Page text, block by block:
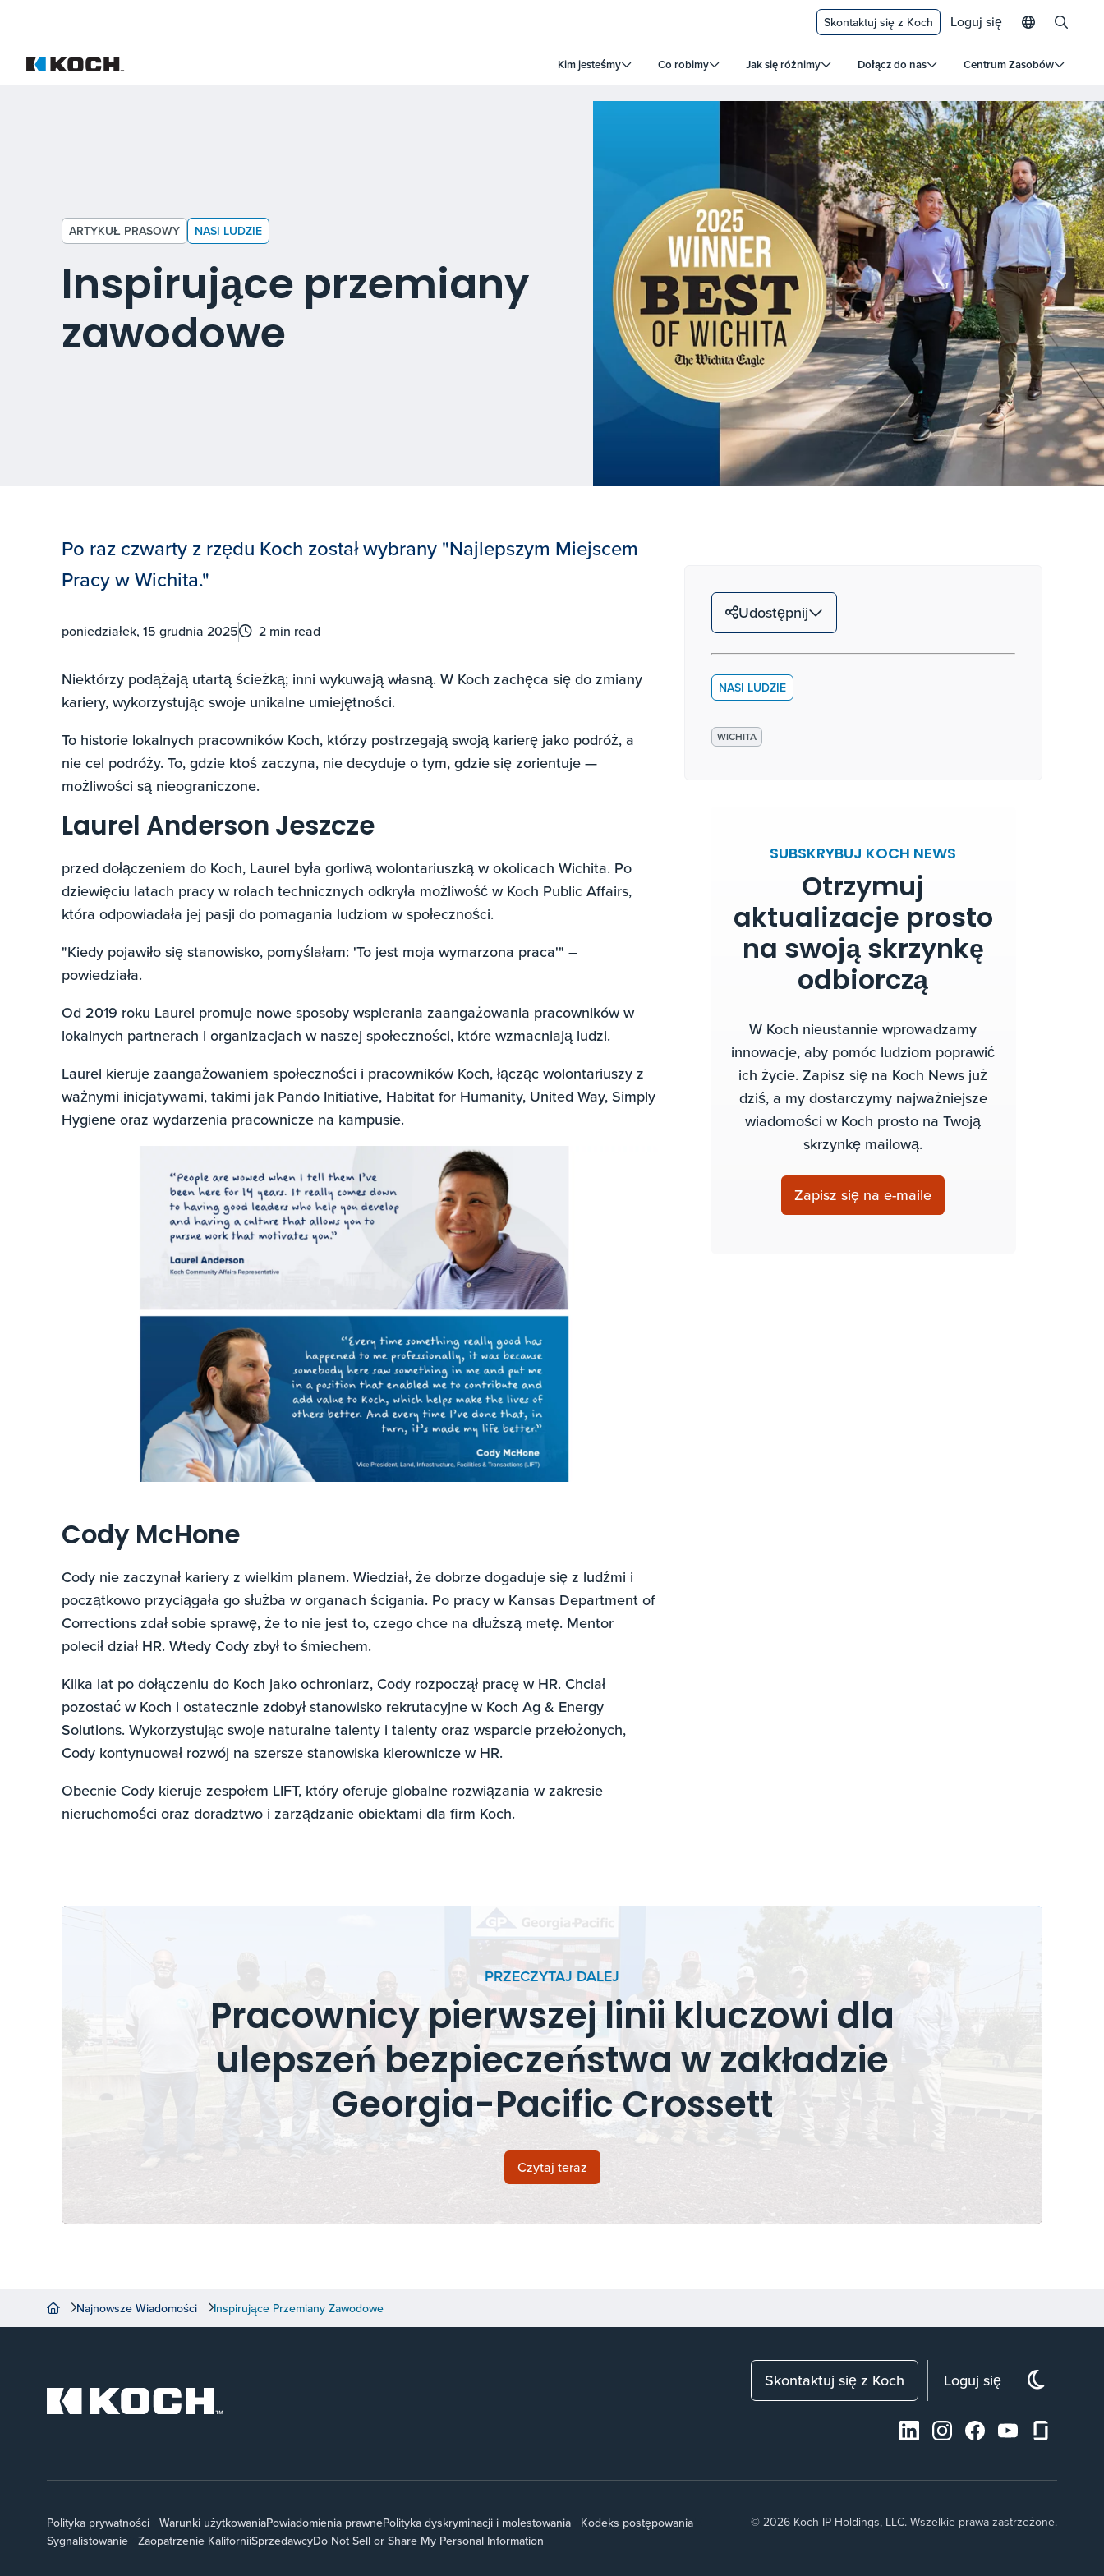
Kim jesteśmy Co robimy Jak się różnimy Dołącz do nas Centrum Zasobów
Skontaktuj się z Koch Loguj się
ARTYKUŁ PRASOWY NASI LUDZIE
Inspirujące przemiany
zawodowe
Po raz czwarty z rzędu Koch został wybrany "Najlepszym Miejscem
Pracy w Wichita."
poniedziałek, 15 grudnia 2025 2 min read
Niektórzy podążają utartą ścieżką; inni wykuwają własną. W Koch zachęca się do zmiany
kariery, wykorzystując swoje unikalne umiejętności.
To historie lokalnych pracowników Koch, którzy postrzegają swoją karierę jako podróż, a
nie cel podróży. To, gdzie ktoś zaczyna, nie decyduje o tym, gdzie się zorientuje —
możliwości są nieograniczone.
Laurel Anderson Jeszcze
przed dołączeniem do Koch, Laurel była gorliwą wolontariuszką w okolicach Wichita. Po
dziewięciu latach pracy w rolach technicznych odkryła możliwość w Koch Public Affairs,
która odpowiadała jej pasji do pomagania ludziom w społeczności.
"Kiedy pojawiło się stanowisko, pomyślałam: 'To jest moja wymarzona praca'" –
powiedziała.
Od 2019 roku Laurel promuje nowe sposoby wspierania zaangażowania pracowników w
lokalnych partnerach i organizacjach w naszej społeczności, które wzmacniają ludzi.
Laurel kieruje zaangażowaniem społeczności i pracowników Koch, łącząc wolontariuszy z
ważnymi inicjatywami, takimi jak Pando Initiative, Habitat for Humanity, United Way, Simply
Hygiene oraz wydarzenia pracownicze na kampusie.
Cody McHone
Cody nie zaczynał kariery z wielkim planem. Wiedział, że dobrze dogaduje się z ludźmi i
początkowo przyciągała go służba w organach ścigania. Po pracy w Kansas Department of
Corrections zdał sobie sprawę, że to nie jest to, czego chce na dłuższą metę. Mentor
polecił dział HR. Wtedy Cody zbył to śmiechem.
Kilka lat po dołączeniu do Koch jako ochroniarz, Cody rozpoczął pracę w HR. Chciał
pozostać w Koch i ostatecznie zdobył stanowisko rekrutacyjne w Koch Ag & Energy
Solutions. Wykorzystując swoje naturalne talenty i talenty oraz wsparcie przełożonych,
Cody kontynuował rozwój na szersze stanowiska kierownicze w HR.
Obecnie Cody kieruje zespołem LIFT, który oferuje globalne rozwiązania w zakresie
nieruchomości oraz doradztwo i zarządzanie obiektami dla firm Koch.
Udostępnij
NASI LUDZIE
WICHITA
SUBSKRYBUJ KOCH NEWS
Otrzymuj
aktualizacje prosto
na swoją skrzynkę
odbiorczą
W Koch nieustannie wprowadzamy
innowacje, aby pomóc ludziom poprawić
ich życie. Zapisz się na Koch News już
dziś, a my dostarczymy najważniejsze
wiadomości w Koch prosto na Twoją
skrzynkę mailową.
Zapisz się na e-maile
PRZECZYTAJ DALEJ
Pracownicy pierwszej linii kluczowi dla
ulepszeń bezpieczeństwa w zakładzie
Georgia-Pacific Crossett
Czytaj teraz
Najnowsze Wiadomości Inspirujące Przemiany Zawodowe
Skontaktuj się z Koch Loguj się
Polityka prywatności Warunki użytkowaniaPowiadomienia prawnePolityka dyskryminacji i molestowania
Kodeks postępowania
Sygnalistowanie
Zaopatrzenie KaliforniiSprzedawcyDo Not Sell or Share My Personal Information
© 2026 Koch IP Holdings, LLC. Wszelkie prawa zastrzeżone.